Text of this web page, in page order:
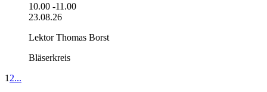
10.00 -11.00
23.08.26
Lektor Thomas Borst
Bläserkreis
1 2...